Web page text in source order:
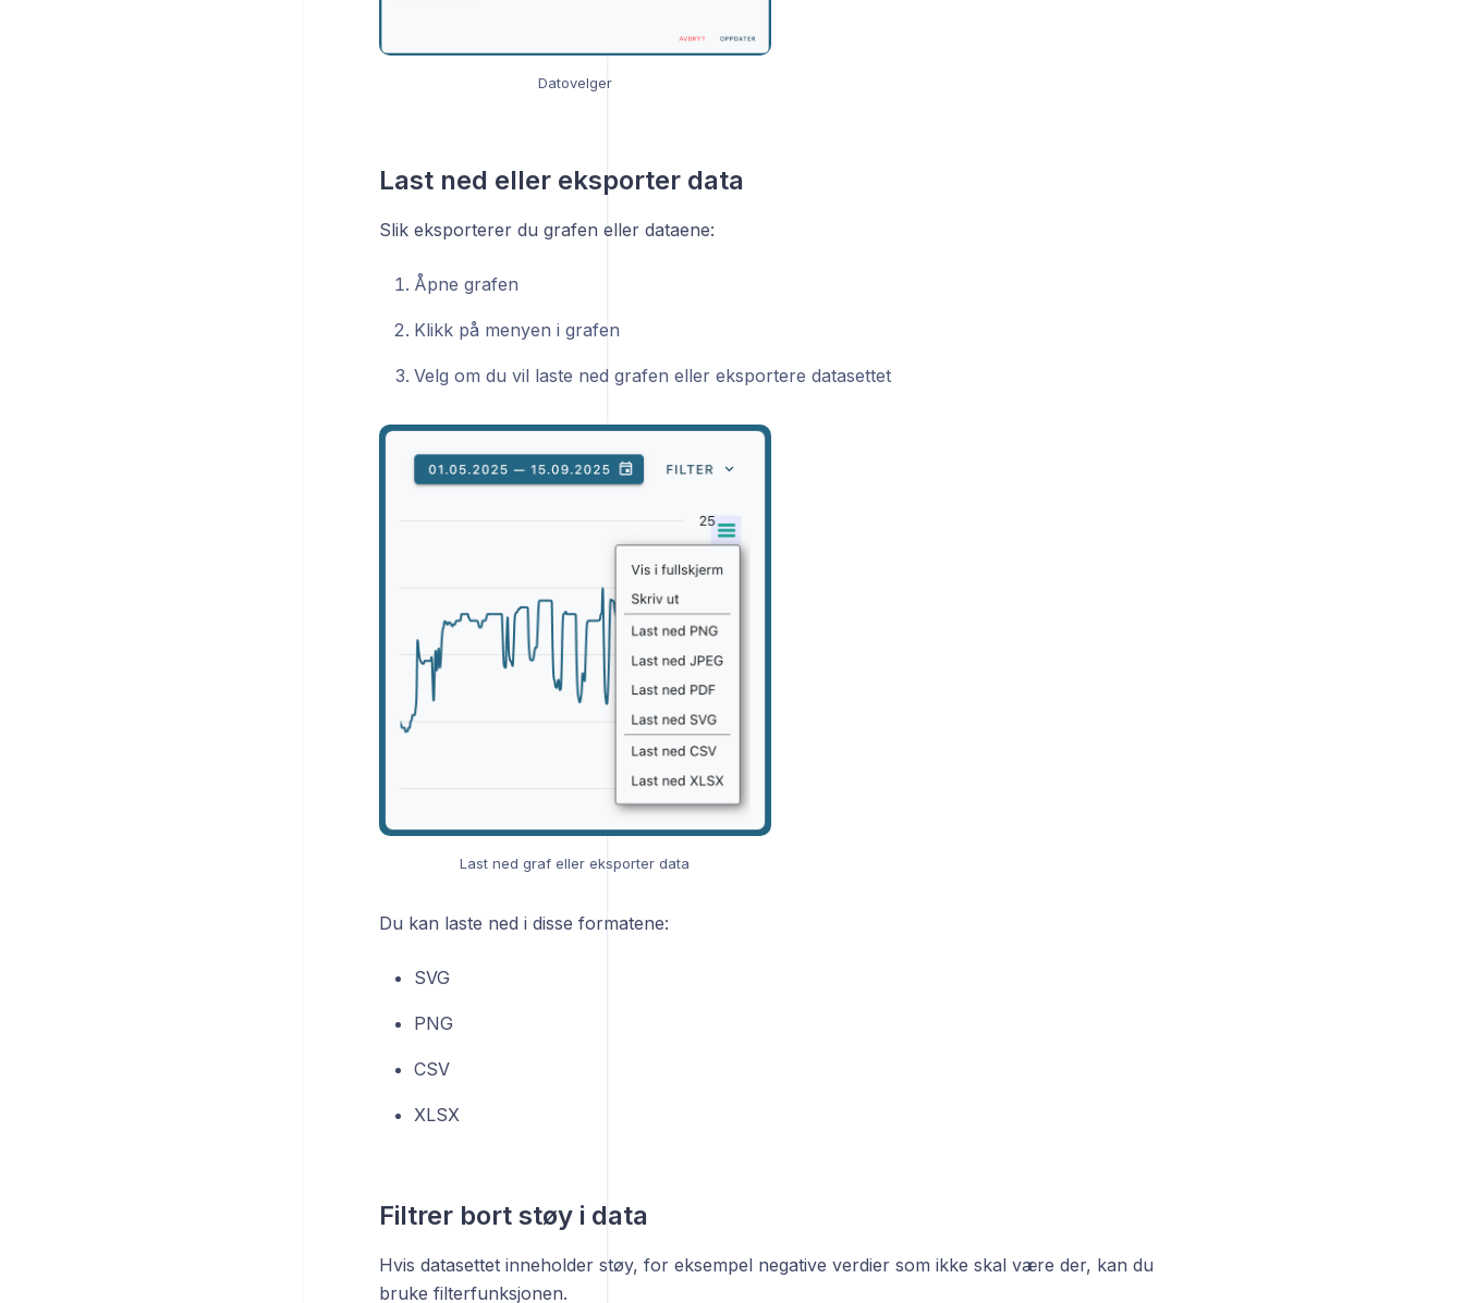
Datovelger
Last ned eller eksporter data
Slik eksporterer du grafen eller dataene:
Åpne grafen
Klikk på menyen i grafen
Velg om du vil laste ned grafen eller eksportere datasettet
Last ned graf eller eksporter data
Du kan laste ned i disse formatene:
SVG
PNG
CSV
XLSX
Filtrer bort støy i data
Hvis datasettet inneholder støy, for eksempel negative verdier som ikke skal være der, kan du
bruke filterfunksjonen.